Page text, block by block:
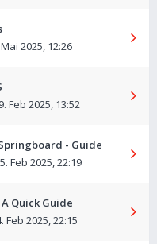
2025, 12:26
Feb 2025, 13:52
- Guide
Feb 2025, 22:19
Quick Guide
Feb 2025, 22:15